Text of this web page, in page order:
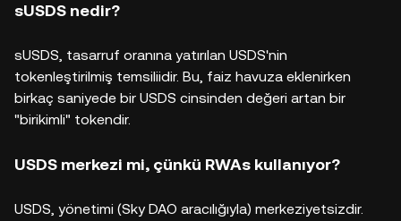
sUSDS nedir?
sUSDS, tasarruf oranına yatırılan USDS'nin
tokenleştirilmiş temsiliidir. Bu, faiz havuza eklenirken
birkaç saniyede bir USDS cinsinden değeri artan bir
"birikimli" tokendir.
USDS merkezi mi, çünkü RWAs kullanıyor?
USDS, yönetimi (Sky DAO aracılığıyla) merkeziyetsizdir.